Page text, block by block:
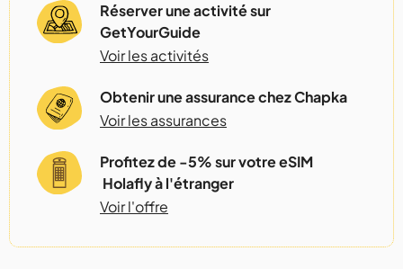
Réserver une activité sur
GetYourGuide
Voir les activités
Obtenir une assurance chez Chapka
Voir les assurances
Profitez de -5% sur votre eSIM
Holafly à l'étranger
Voir l'offre